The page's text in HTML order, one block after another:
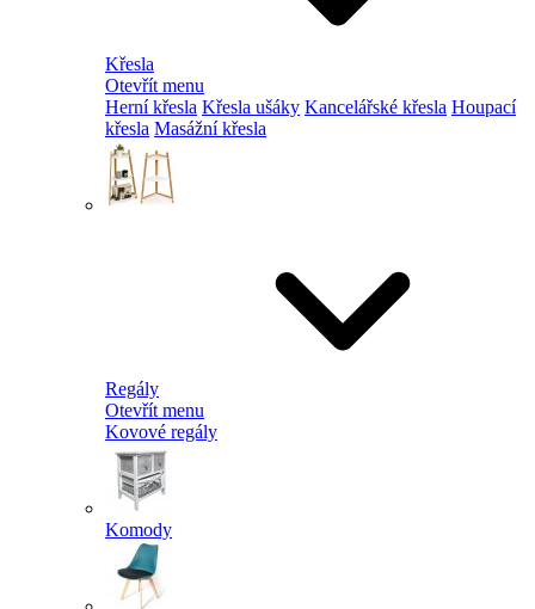
Křesla
Otevřít menu
Herní křesla Křesla ušáky Kancelářské křesla Houpací
křesla Masážní křesla
Regály
Otevřít menu
Kovové regály
Komody